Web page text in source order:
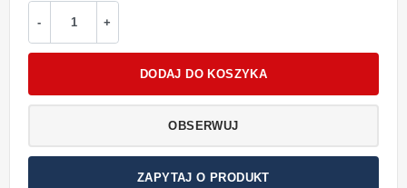
- +
DODAJ DO KOSZYKA
OBSERWUJ
ZAPYTAJ O PRODUKT